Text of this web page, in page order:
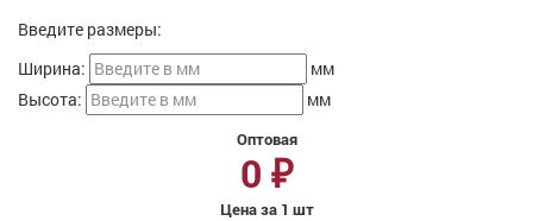
Введите размеры:
Ширина:
мм
Высота:
мм
Оптовая
0 ₽
Цена за 1 шт